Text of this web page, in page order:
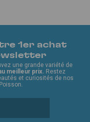
1er achat
une grande variété de
meilleur prix. Restez
et curiosités de nos